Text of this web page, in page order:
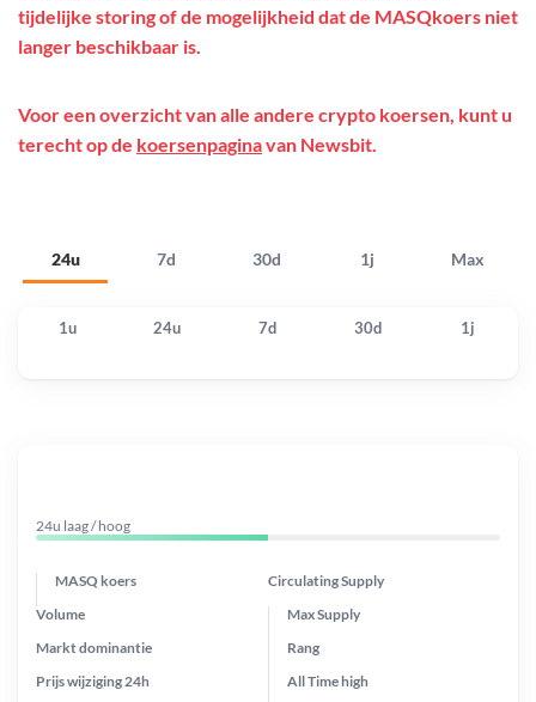
24u 7d 30d 1j Max
tijdelijke storing of de mogelijkheid dat de MASQkoers niet
langer beschikbaar is.
Voor een overzicht van alle andere crypto koersen, kunt u
terecht op de koersenpaginavan Newsbit.
1u 24u 7d 30d 1j
24u laag / hoog
MASQ koers Circulating Supply
Prijs wijziging 24h
Max Supply
Markt dominantie
Volume
Rang
All Timehigh